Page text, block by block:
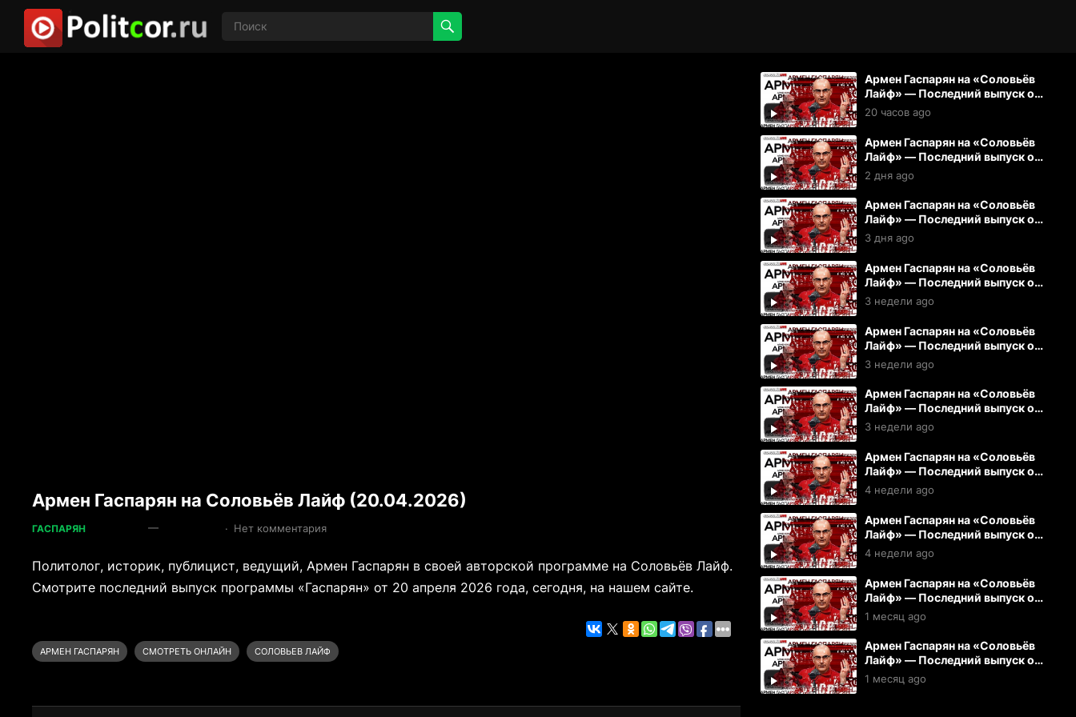
Армен Гаспарян на Соловьёв Лайф (20.04.2026)
ГАСПАРЯН — · Нет комментария
Политолог, историк, публицист, ведущий, Армен Гаспарян в своей авторской программе на Соловьёв Лайф.
Смотрите последний выпуск программы «Гаспарян» от 20 апреля 2026 года, сегодня, на нашем сайте.
АРМЕН ГАСПАРЯН СМОТРЕТЬ ОНЛАЙН СОЛОВЬЕВ ЛАЙФ
Армен Гаспарян на «Соловьёв
Лайф» — Последний выпуск от
05.08.2026
20 часов ago
Армен Гаспарян на «Соловьёв
Лайф» — Последний выпуск от
04.08.2026
2 дня ago
Армен Гаспарян на «Соловьёв
Лайф» — Последний выпуск от
03.08.2026
3 дня ago
Армен Гаспарян на «Соловьёв
Лайф» — Последний выпуск от
15.07.2026
3 недели ago
Армен Гаспарян на «Соловьёв
Лайф» — Последний выпуск от
14.07.2026
3 недели ago
Армен Гаспарян на «Соловьёв
Лайф» — Последний выпуск от
13.07.2026
3 недели ago
Армен Гаспарян на «Соловьёв
Лайф» — Последний выпуск от
10.07.2026
4 недели ago
Армен Гаспарян на «Соловьёв
Лайф» — Последний выпуск от
08.07.2026
4 недели ago
Армен Гаспарян на «Соловьёв
Лайф» — Последний выпуск от
06.07.2026
1 месяц ago
Армен Гаспарян на «Соловьёв
Лайф» — Последний выпуск от
03.07.2026
1 месяц ago